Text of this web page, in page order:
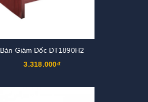
Bàn Giám Đốc DT1890H2
3.318.000₫